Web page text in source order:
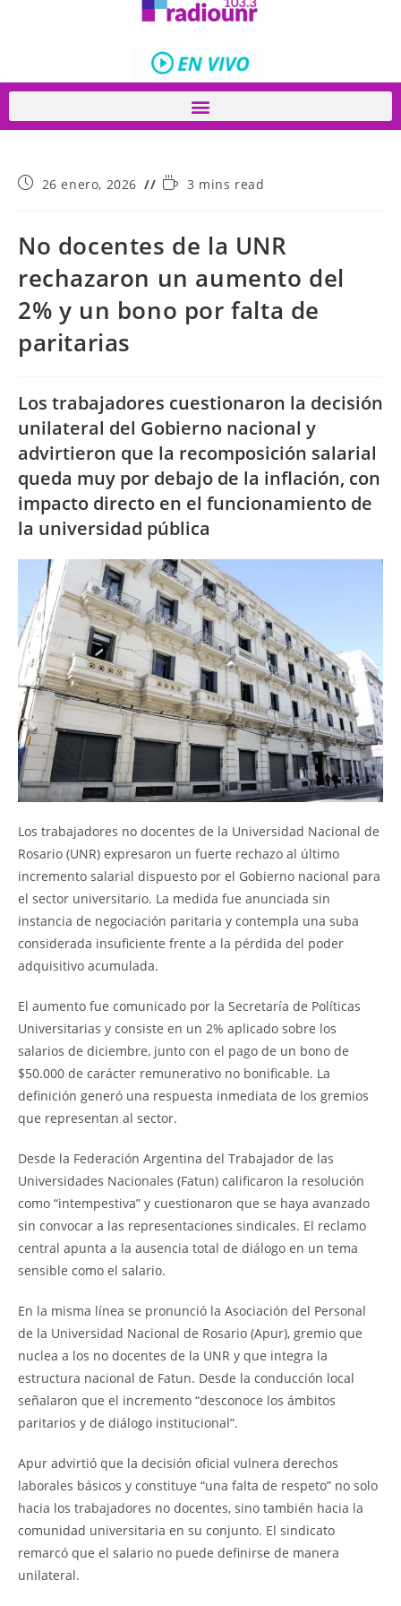
26 enero, 2026 3 mins read
No docentes de la UNR
rechazaron un aumento del
2% y un bono por falta de
paritarias
Los trabajadores cuestionaron la decisión
unilateral del Gobierno nacional y
advirtieron que la recomposición salarial
queda muy por debajo de la inflación, con
impacto directo en el funcionamiento de
la universidad pública
Los trabajadores no docentes de la Universidad Nacional de
Rosario (UNR) expresaron un fuerte rechazo al último
incremento salarial dispuesto por el Gobierno nacional para
el sector universitario. La medida fue anunciada sin
instancia de negociación paritaria y contempla una suba
considerada insuficiente frente a la pérdida del poder
adquisitivo acumulada.
El aumento fue comunicado por la Secretaría de Políticas
Universitarias y consiste en un 2% aplicado sobre los
salarios de diciembre, junto con el pago de un bono de
$50.000 de carácter remunerativo no bonificable. La
definición generó una respuesta inmediata de los gremios
que representan al sector.
Desde la Federación Argentina del Trabajador de las
Universidades Nacionales (Fatun) calificaron la resolución
como “intempestiva” y cuestionaron que se haya avanzado
sin convocar a las representaciones sindicales. El reclamo
central apunta a la ausencia total de diálogo en un tema
sensible como el salario.
En la misma línea se pronunció la Asociación del Personal
de la Universidad Nacional de Rosario (Apur), gremio que
nuclea a los no docentes de la UNR y que integra la
estructura nacional de Fatun. Desde la conducción local
señalaron que el incremento “desconoce los ámbitos
paritarios y de diálogo institucional”.
Apur advirtió que la decisión oficial vulnera derechos
laborales básicos y constituye “una falta de respeto” no solo
hacia los trabajadores no docentes, sino también hacia la
comunidad universitaria en su conjunto. El sindicato
remarcó que el salario no puede definirse de manera
unilateral.